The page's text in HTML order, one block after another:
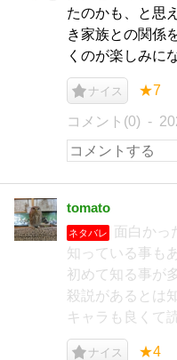
たのかも、と思
き家族との関係
くのが楽しみに
ナイス ★7
コメント(0)
tomato
ネタバレ
面白かっ
知っている事も
初めて知る事が
殺説があるとは
キャラも良くて
ナイス ★4